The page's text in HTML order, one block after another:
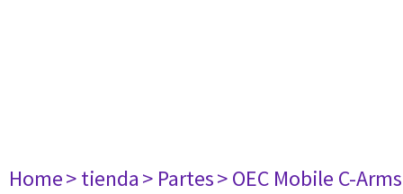
Home> tienda> Partes> OEC Mobile C-Arms